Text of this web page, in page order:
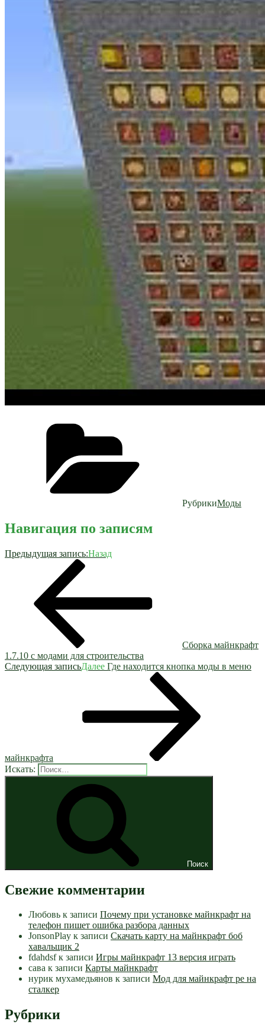
РубрикиМоды
Навигация по записям
Предыдущая запись:Назад
Сборка майнкрафт
1.7.10 с модами для строительства
Следующая записьДалее Где находится кнопка моды в меню
майнкрафта
Искать:
Поиск
Свежие комментарии
Любовь к записи Почему при установке майнкрафт на
телефон пишет ошибка разбора данных
JonsonPlay к записи Скачать карту на майнкрафт боб
хавальщик 2
fdahdsfк записи Игры майнкрафт 13 версия играть
сава к записи Карты майнкрафт
нурик мухамедьянов к записи Мод для майнкрафт pe на
сталкер
Рубрики